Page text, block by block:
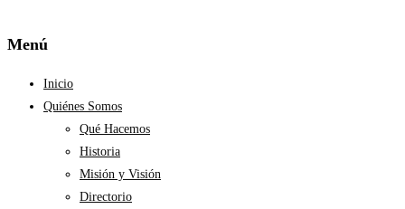
Menú
Inicio
Quiénes Somos
Qué Hacemos
Historia
Misión y Visión
Directorio